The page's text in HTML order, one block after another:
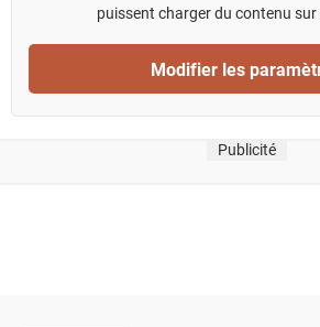
puissent charger du contenu
Modifier les
Publicité